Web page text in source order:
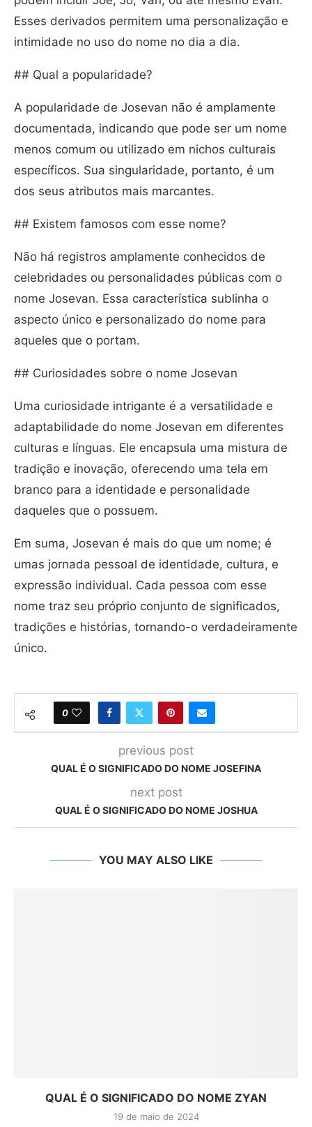
Esses derivados permitem uma personalização e
intimidade no uso do nome no dia a dia.
## Qual a popularidade?
A popularidade de Josevan não é amplamente
documentada, indicando que pode ser um nome
menos comum ou utilizado em nichos culturais
específicos. Sua singularidade, portanto, é um
dos seus atributos mais marcantes.
## Existem famosos com esse nome?
Não há registros amplamente conhecidos de
celebridades ou personalidades públicas com o
nome Josevan. Essa característica sublinha o
aspecto único e personalizado do nome para
aqueles que o portam.
## Curiosidades sobre o nome Josevan
Uma curiosidade intrigante é a versatilidade e
adaptabilidade do nome Josevan em diferentes
culturas e línguas. Ele encapsula uma mistura de
tradição e inovação, oferecendo uma tela em
branco para a identidade e personalidade
daqueles que o possuem.
Em suma, Josevan é mais do que um nome; é
umas jornada pessoal de identidade, cultura, e
expressão individual. Cada pessoa com esse
nome traz seu próprio conjunto de significados,
tradições e histórias, tornando-o verdadeiramente
único.
0
previous post
QUAL É O SIGNIFICADO DO NOME JOSEFINA
next post
QUAL É O SIGNIFICADO DO NOME JOSHUA
YOU MAY ALSO LIKE
QUAL É O SIGNIFICADO DO NOME ZYAN
19 de maio de 2024